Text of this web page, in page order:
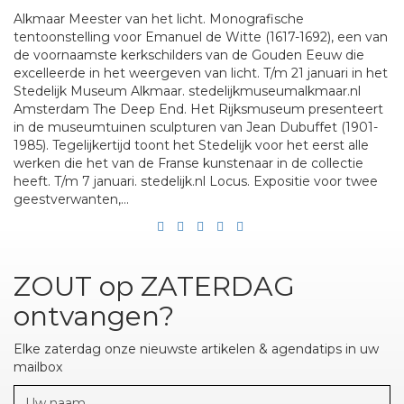
Alkmaar Meester van het licht. Monografische
tentoonstelling voor Emanuel de Witte (1617-1692), een van
de voornaamste kerkschilders van de Gouden Eeuw die
excelleerde in het weergeven van licht. T/m 21 januari in het
Stedelijk Museum Alkmaar. stedelijkmuseumalkmaar.nl
Amsterdam The Deep End. Het Rijksmuseum presenteert
in de museumtuinen sculpturen van Jean Dubuffet (1901-
1985). Tegelijkertijd toont het Stedelijk voor het eerst alle
werken die het van de Franse kunstenaar in de collectie
heeft. T/m 7 januari. stedelijk.nl Locus. Expositie voor twee
geestverwanten,...
ZOUT op ZATERDAG
ontvangen?
Elke zaterdag onze nieuwste artikelen & agendatips in uw
mailbox